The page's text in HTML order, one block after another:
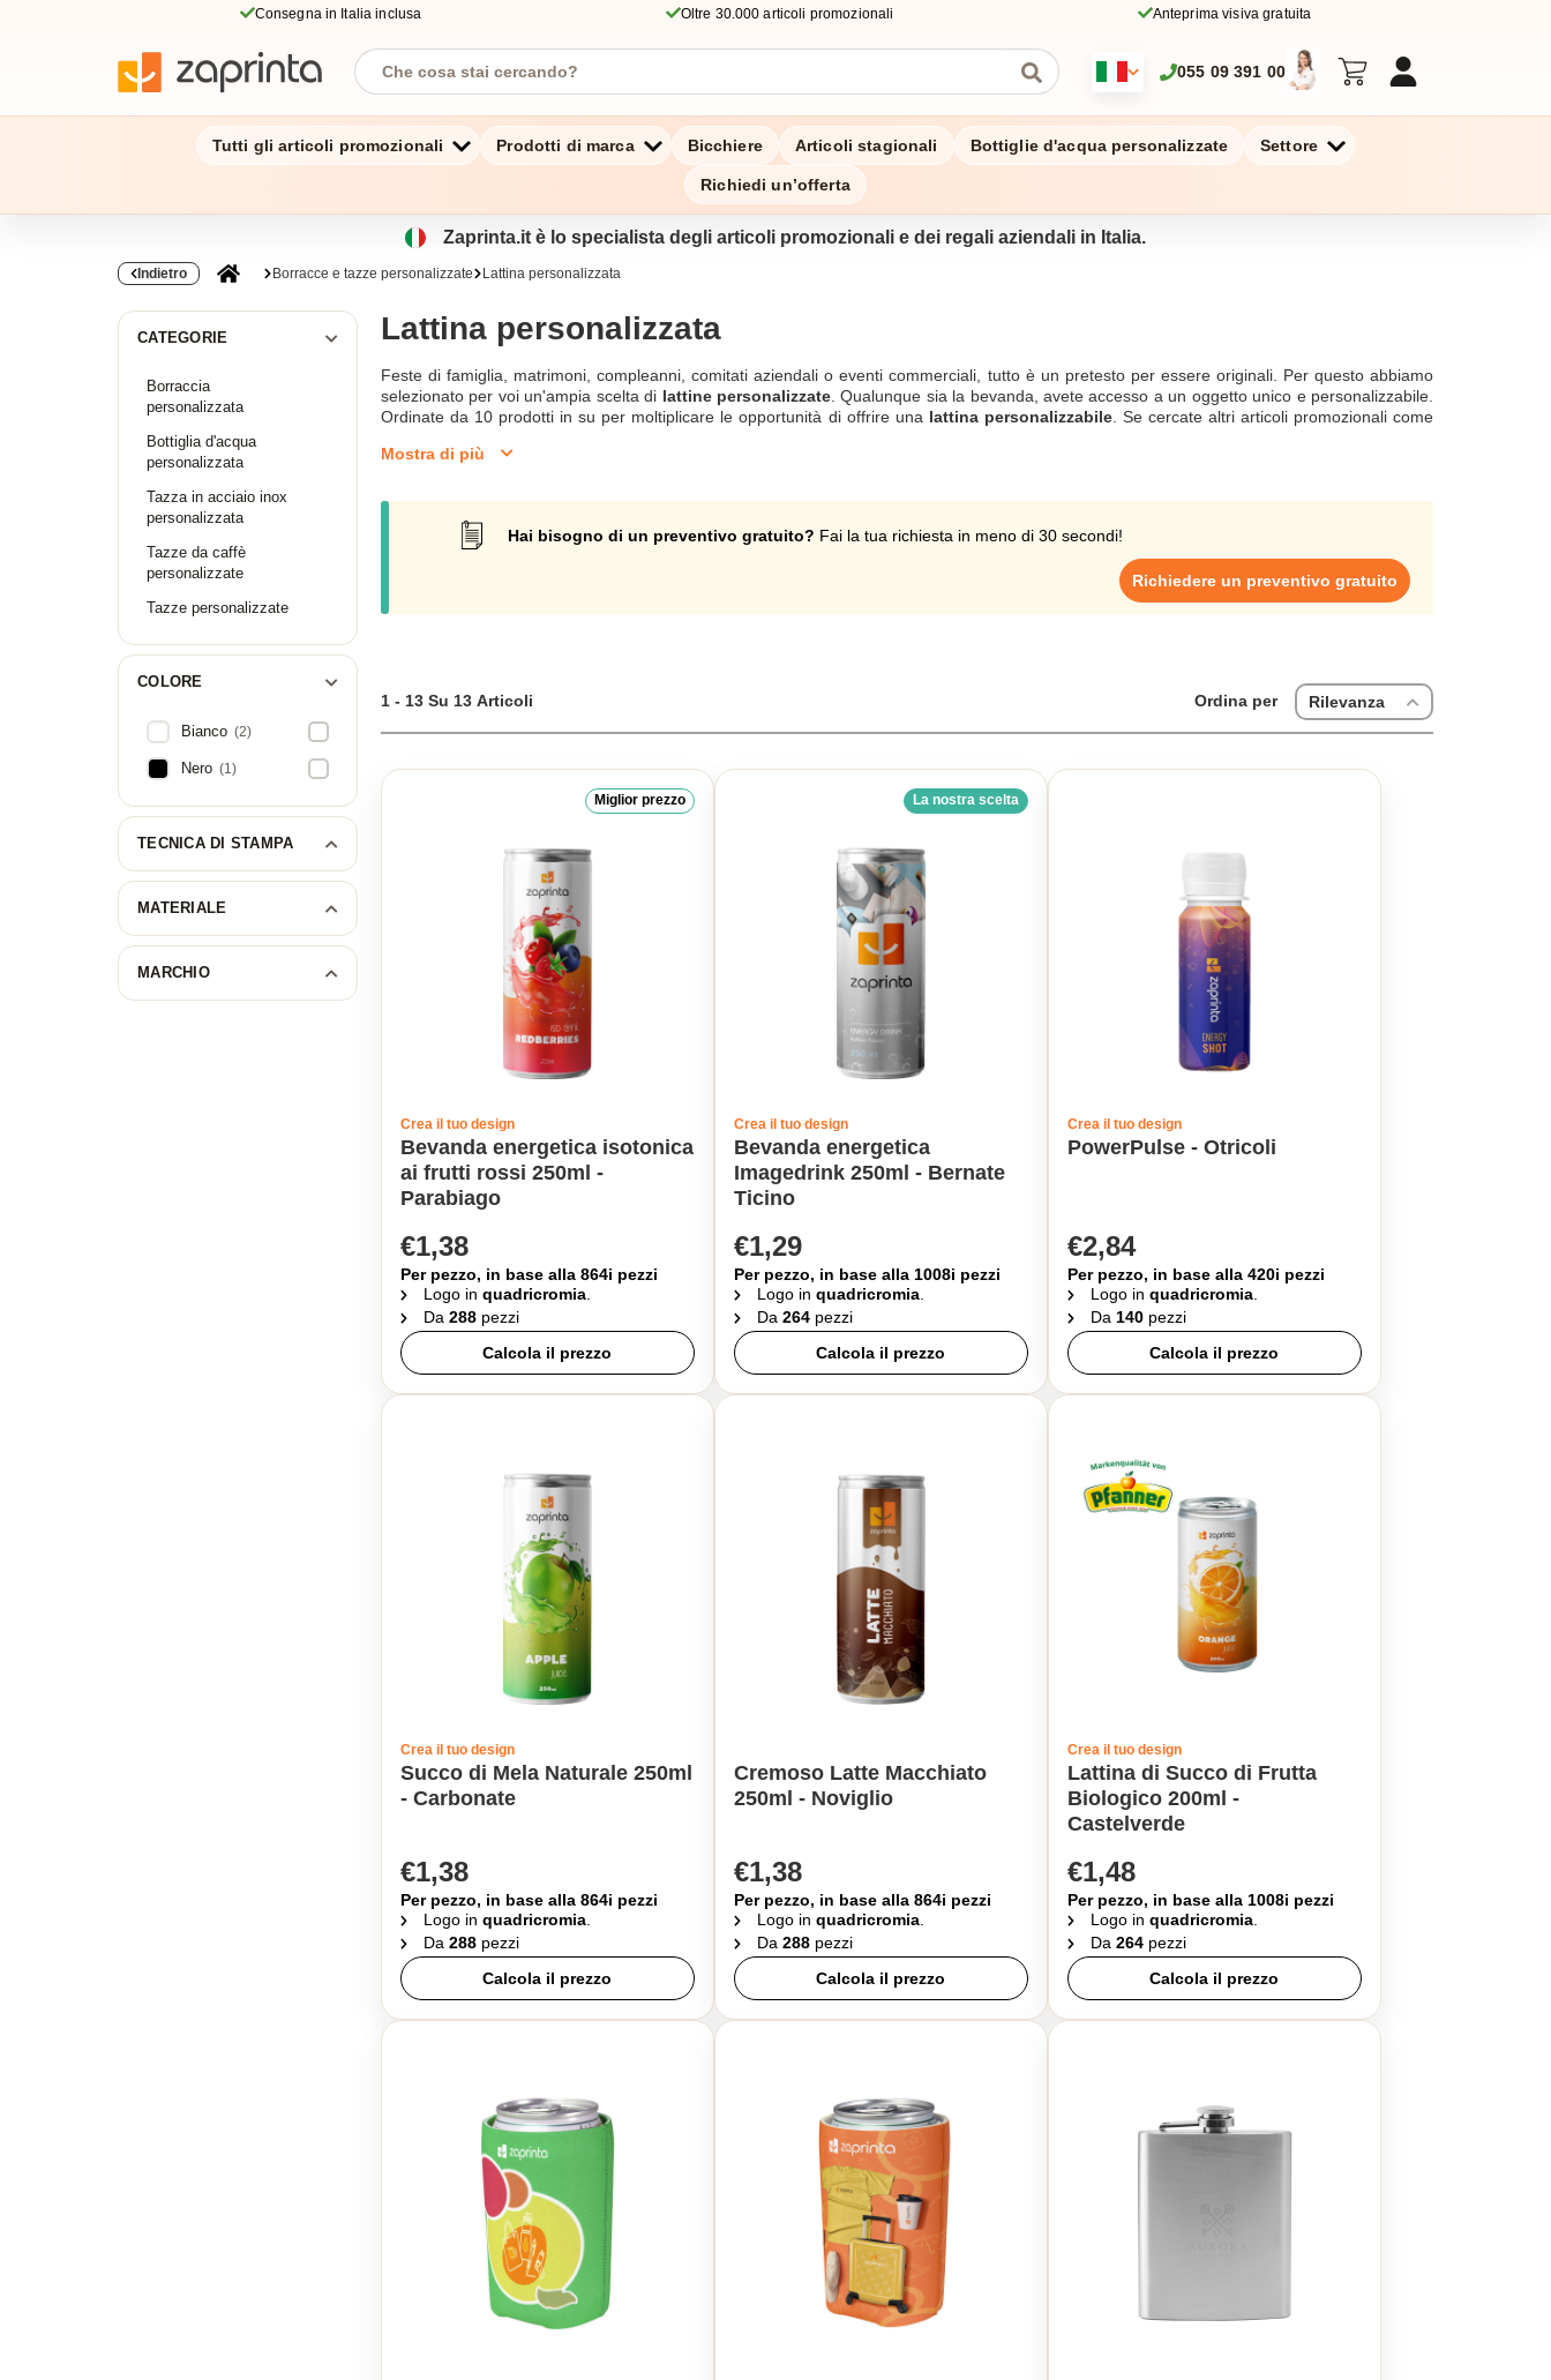
Consegna in Italia inclusa Oltre 30.000 articoli promozionali Anteprima visiva gratuita
055 09 391 00
Tutti gli articoli promozionali Prodotti di marca Bicchiere Articoli stagionali Bottiglie d'acqua personalizzate Settore
Richiedi un’offerta
Zaprinta.it è lo specialista degli articoli promozionali e dei regali aziendali in Italia.
Indietro Borracce e tazze personalizzate Lattina personalizzata
CATEGORIE
Borraccia
personalizzata
Bottiglia d'acqua
personalizzata
Tazza in acciaio inox
personalizzata
Tazze da caffè
personalizzate
Tazze personalizzate
COLORE
Bianco (2)
Nero (1)
TECNICA DI STAMPA
MATERIALE
MARCHIO
Lattina personalizzata
Feste di famiglia, matrimoni, compleanni, comitati aziendali o eventi commerciali, tutto è un pretesto per essere originali. Per questo abbiamo
selezionato per voi un'ampia scelta di lattine personalizzate. Qualunque sia la bevanda, avete accesso a un oggetto unico e personalizzabile.
Ordinate da 10 prodotti in su per moltiplicare le opportunità di offrire una lattina personalizzabile. Se cercate altri articoli promozionali come
all'indirizzo support@zaprinta.com per consigliarvi e accompagnarvi durante tutta la creazione. Lasciate che il creatore che è in voi parli molto
Create una lattina personalizzata o promozionale con il vostro logo e contenente una bevanda a vostra scelta.
Mostra di più
Hai bisogno di un preventivo gratuito? Fai la tua richiesta in meno di 30 secondi!
Richiedere un preventivo gratuito
1 - 13 Su 13 Articoli Ordina per Rilevanza
Miglior prezzo
Crea il tuo design
Bevanda energetica isotonica
ai frutti rossi 250ml -
Parabiago
€1,38
Per pezzo, in base alla 864i pezzi
Logo in quadricromia
Da 288 pezzi
Calcola il prezzo
La nostra scelta
Crea il tuo design
Bevanda energetica
Imagedrink 250ml - Bernate
Ticino
€1,29
Per pezzo, in base alla 1008i pezzi
Logo in quadricromia.
Da 264pezzi
Calcola il prezzo
Crea il tuo design
PowerPulse - Otricoli
€2,84
Per pezzo, in base alla 420i pezzi
Logo in quadricromia.
Da 140pezzi
Calcola il prezzo
Crea il tuo design
Succo di Mela Naturale 250ml
- Carbonate
€1,38
Per pezzo, in base alla 864i pezzi
Logo in quadricromia
Da 288 pezzi
Calcola il prezzo
Cremoso Latte Macchiato
250ml - Noviglio
€1,38
Per pezzo, in base alla 864i pezzi
Logo in quadricromia.
Da 288pezzi
Calcola il prezzo
Crea il tuo design
Lattina di Succo di Frutta
Biologico 200ml -
Castelverde
€1,48
Per pezzo, in base alla 1008i pezzi
Logo in quadricromia.
Da 264pezzi
Calcola il prezzo